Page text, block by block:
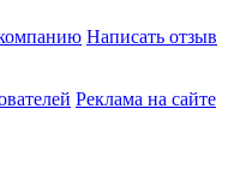
Написать отзыв
Реклама на сайте